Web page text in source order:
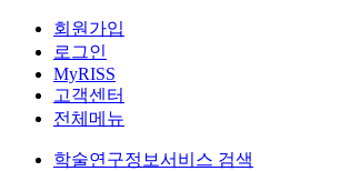
회원가입
로그인
MyRISS
고객센터
전체메뉴
학술연구정보서비스 검색